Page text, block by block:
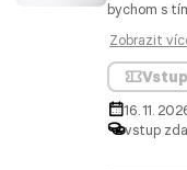
bychom s
Zobrazit
16. 11.
vstup